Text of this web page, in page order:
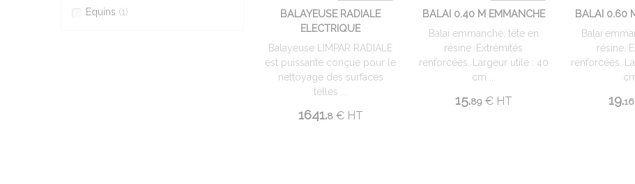
BALAYEUSE RADIALE
ELECTRIQUE
Balayeuse LIMPAR RADIALE
est puissante conçue pour le
nettoyage des surfaces
telles ...
1641.8 €HT
BALAI 0.40 M EMMANCHE
Balai emmanché, tête en
résine. Extrémités
renforcées. Largeur utile : 40
cm ...
15.89 €HT
BALAI 0.60
Balai
résine.
renforcées.
19.16
Equins (1)